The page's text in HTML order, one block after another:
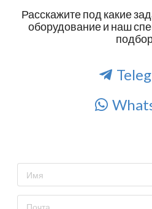
Расскажите под какие
оборудование и наш